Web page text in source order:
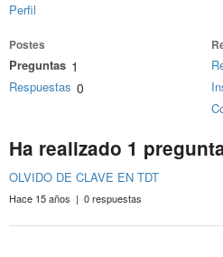
Perfil
Postes
Preguntas 1
Respuestas 0
Ha realizado 1
OLVIDO DE CLAVE EN TDT
Hace 15 años | 0 respuestas